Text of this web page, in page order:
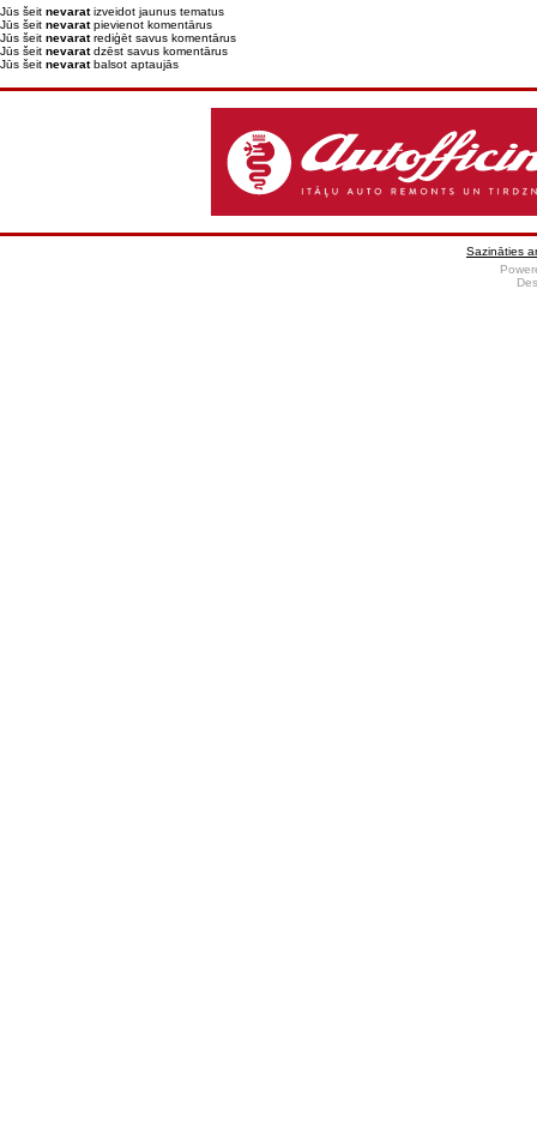
Jūs šeit nevaratizveidot jaunus tematus
Jūs šeit nevaratpievienot komentārus
Jūs šeit nevaratrediģēt savus komentārus
Jūs šeit nevaratdzēst savus komentārus
Jūs šeit nevaratbalsot aptaujās
Sazināties